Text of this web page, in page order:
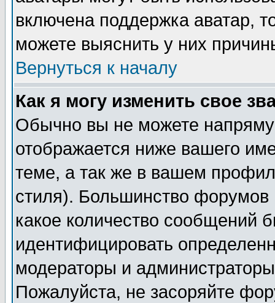
включена поддержка аватар,
можете выяснить у них
Вернуться к началу
Как я могу изменить свое
Обычно вы не можете
отображается ниже вашего
теме, а так же в вашем
стиля). Большинство форумов
какое количество сообщений
идентифицировать
модераторы и
Пожалуйста, не засоряйте